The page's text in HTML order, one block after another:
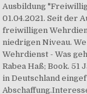
Ausbildung
01.04.2021. Seit der
freiwilligen
niedrigen Niveau.
Wehrdienst - Was
Rabea Haß; Book.
in Deutschland